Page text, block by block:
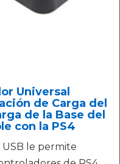
Universal
de Carga del
de la Base del
con la PS4
le permite